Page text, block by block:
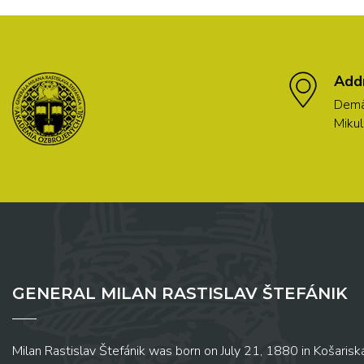
GENERAL MILAN RASTISLAV ŠTEFÁNIK
Milan Rastislav Štefánik was born on July 21, 1880 in